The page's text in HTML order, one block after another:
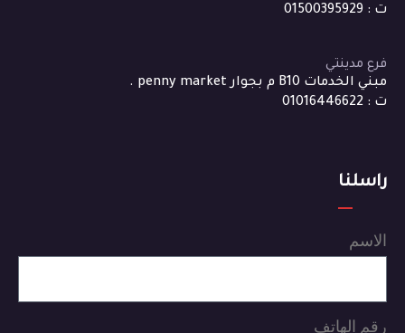
ت : 01500395929
فرع مدينتي
مبني الخدمات B10 م بجوار penny market .
ت : 01016446622
راسلنا
الاسم
رقم الهاتف